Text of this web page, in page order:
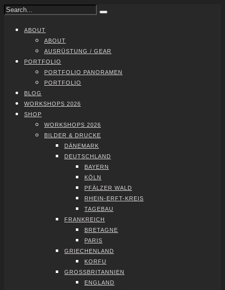
ABOUT
ABOUT
AUS­RÜS­TUNG / GEAR
PORT­FO­LIO
PORT­FO­LIO PAN­ORA­MEN
PORT­FO­LIO
BLOG
WORK­SHOPS 2026
SHOP
WORK­SHOPS 2026
BIL­DER & DRU­CKE
DÄNE­MARK
DEUTSCH­LAND
BAY­ERN
KÖLN
PFÄL­ZER WALD
RHEIN-ERFT-KREIS
TAGE­BAU
FRANK­REICH
BRE­TA­GNE
PARIS
GRIE­CHEN­LAND
KOR­FU
GROSS­BRI­TAN­NI­EN
ENG­LAND